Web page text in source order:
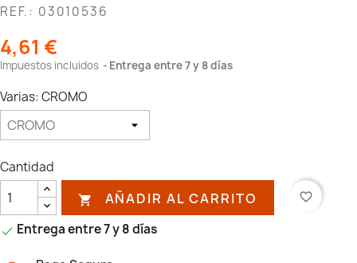
REF.: 03010536
4,61 €
Impuestos incluidos Entrega entre 7 y 8 días
Varias: CROMO
Cantidad
 AÑADIR AL CARRITO favorite_border
 Entrega entre 7 y 8 días